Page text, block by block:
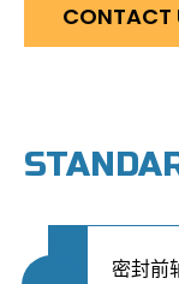
CONTACT
密封前